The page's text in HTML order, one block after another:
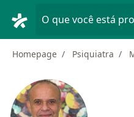
O que você está
Homepage Psiquiatra